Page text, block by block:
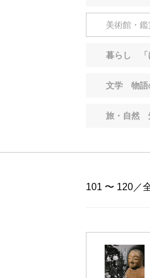
美術館・鑑
暮らし 「
文学 物語
旅・自然
101 〜 120／